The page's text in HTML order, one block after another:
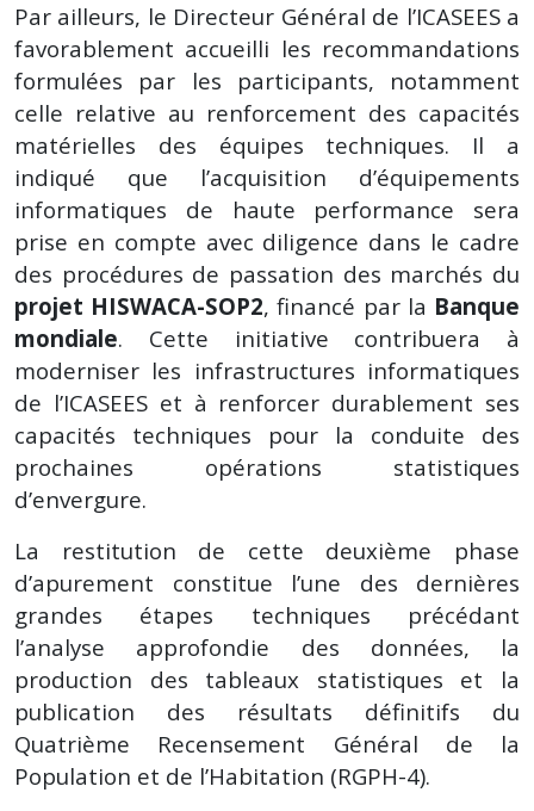
Par ailleurs, le Directeur Général de l’ICASEES a
favorablement accueilli les recommandations
formulées par les participants, notamment
celle relative au renforcement des capacités
matérielles des équipes techniques. Il a
indiqué que l’acquisition d’équipements
informatiques de haute performance sera
prise en compte avec diligence dans le cadre
des procédures de passation des marchés du
projet HISWACA-SOP2, financé par la Banque
mondiale. Cette initiative contribuera à
moderniser les infrastructures informatiques
de l’ICASEES et à renforcer durablement ses
capacités techniques pour la conduite des
prochaines opérations statistiques
d’envergure.
La restitution de cette deuxième phase
d’apurement constitue l’une des dernières
grandes étapes techniques précédant
l’analyse approfondie des données, la
production des tableaux statistiques et la
publication des résultats définitifs du
Quatrième Recensement Général de la
Population et de l’Habitation (RGPH-4).